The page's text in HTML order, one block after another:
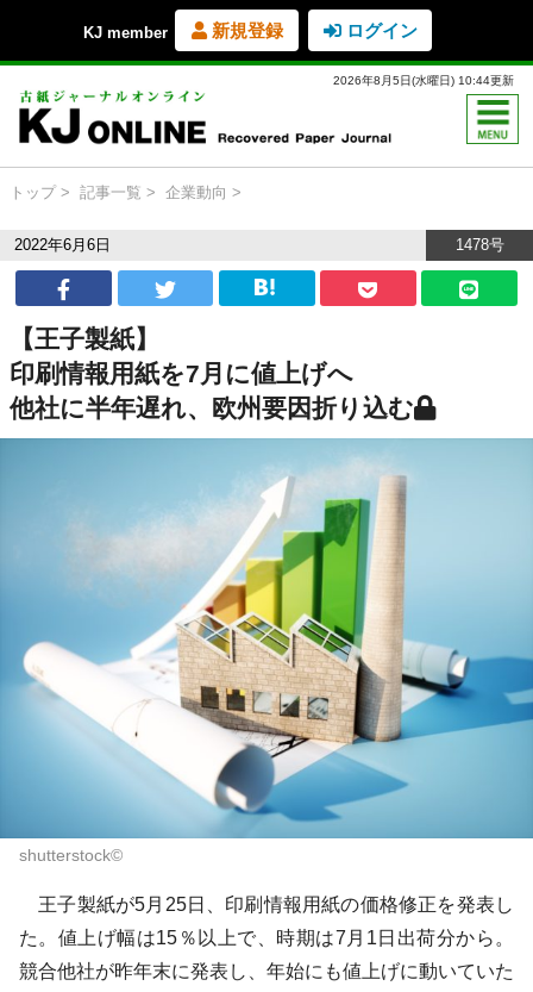
KJ member 新規登録 ログイン
2026年8月5日(水曜日) 10:44更新
トップ 記事一覧 企業動向
2022年6月6日 1478号
【王子製紙】
印刷情報用紙を7月に値上げへ
他社に半年遅れ、欧州要因折り込む
shutterstock©︎
王子製紙が5月25日、印刷情報用紙の価格修正を発表し
た。値上げ幅は15％以上で、時期は7月1日出荷分から。
競合他社が昨年末に発表し、年始にも値上げに動いていた